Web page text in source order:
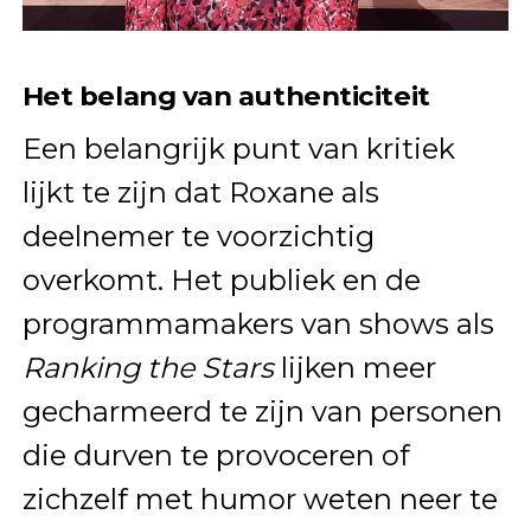
Het belang van authenticiteit
Een belangrijk punt van kritiek
lijkt te zijn dat Roxane als
deelnemer te voorzichtig
overkomt. Het publiek en de
programmamakers van shows als
Ranking the Starslijken meer
gecharmeerd te zijn van personen
die durven te provoceren of
zichzelf met humor weten neer te